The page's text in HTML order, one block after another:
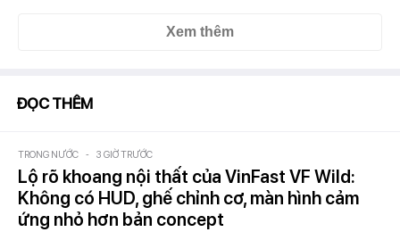
Xem thêm
ĐỌC THÊM
TRONG NƯỚC - 3 GIỜ TRƯỚC
Lộ rõ khoang nội thất của VinFast VF Wild:
Không có HUD, ghế chỉnh cơ, màn hình cảm
ứng nhỏ hơn bản concept